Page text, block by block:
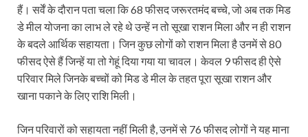
हैं। सर्वें के दौरान पता चला कि 68 फीसद जरूरतमंद बच्चे, जो अब तक मिड
डे मील योजना का लाभ ले रहे थे उन्हें न तो सूखा राशन मिला और न ही राशन
के बदले आर्थिक सहायता। जिन कुछ लोगों को राशन मिला है उनमें से 80
फीसद ऐसे हैं जिन्हें या तो गेहूं दिया गया या चावल। केवल 9 फीसद ही ऐसे
परिवार मिले जिनके बच्चों को मिड डे मील के तहत पूरा सूखा राशन और
खाना पकाने के लिए राशि मिली।
जिन परिवारों को सहायता नहीं मिली है, उनमें से 76 फीसद लोगों ने यह माना